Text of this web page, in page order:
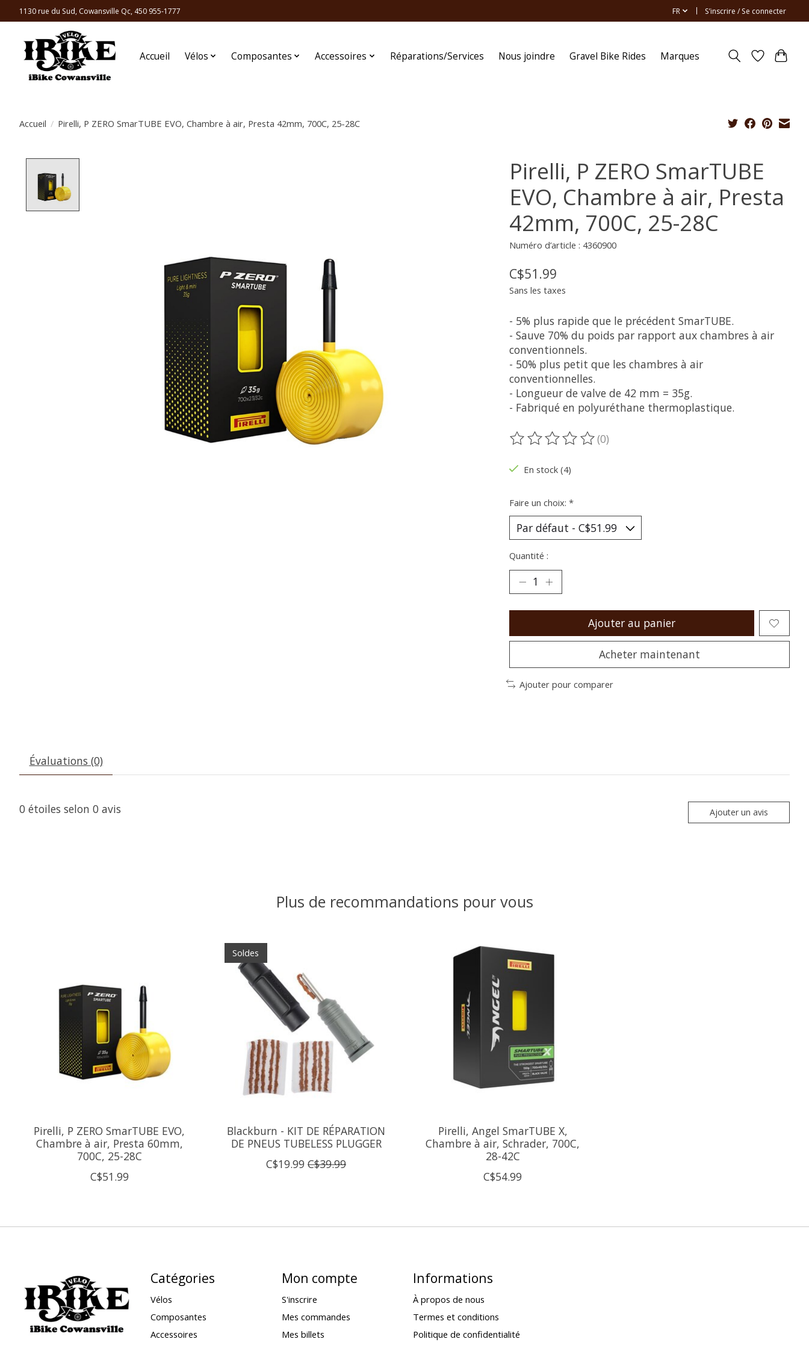
1130 rue du Sud, Cowansville Qc, 450 955-1777 FR S’inscrire / Se connecter
Accueil Vélos Composantes Accessoires Réparations/Services Nous joindre Gravel Bike Rides Marques
Accueil / Pirelli, P ZERO SmarTUBE EVO, Chambre à air, Presta 42mm, 700C, 25-28C
Pirelli, P ZERO SmarTUBE
EVO, Chambre à air, Presta
42mm, 700C, 25-28C
Numéro d’article : 4360900
C$51.99
Sans les taxes
- 5% plus rapide que le précédent SmarTUBE.
- Sauve 70% du poids par rapport aux chambres à air
conventionnels.
- 50% plus petit que les chambres à air
conventionnelles.
- Longueur de valve de 42 mm = 35g.
- Fabriqué en polyuréthane thermoplastique.
Ce produit est évalué à
(0)
En stock (4)
Faire un choix: *
Quantité :
Ajouter au panier
Acheter maintenant
Ajouter pour comparer
Évaluations (0)
0 étoiles selon 0 avis Ajouter un avis
Plus de recommandations pour vous
Pirelli, P ZERO SmarTUBE EVO,
Chambre à air, Presta 60mm,
700C, 25-28C
C$51.99
Soldes
Blackburn - KIT DE RÉPARATION
DE PNEUS TUBELESS PLUGGER
C$19.99 C$39.99
Pirelli, Angel SmarTUBE X,
Chambre à air, Schrader, 700C,
28-42C
C$54.99
Catégories
Vélos
Composantes
Accessoires
Mon compte
S'inscrire
Mes commandes
Mes billets
Informations
À propos de nous
Termes et conditions
Politique de confidentialité